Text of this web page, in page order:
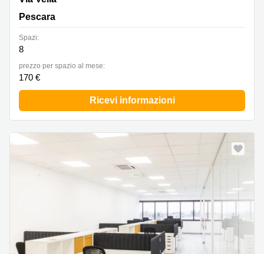
Pescara
Spazi:
8
prezzo per spazio al mese:
170 €
Ricevi informazioni